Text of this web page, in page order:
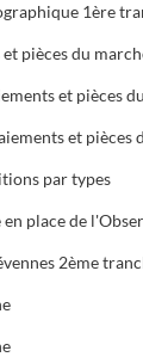
1ère
et pièces du
et pièces
et pièces
par types
2ème